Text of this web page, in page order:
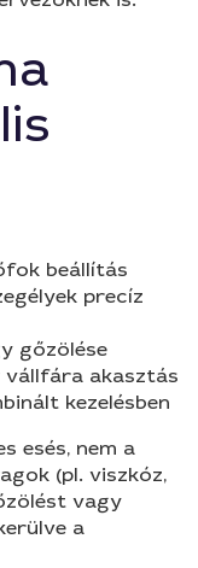
beállítás
precíz
gőzölése
akasztás
kezelésben
esés, nem a
(pl. viszkóz,
vagy
a